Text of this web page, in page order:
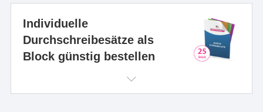
Individuelle
Durchschreibesätze als
Block günstig bestellen